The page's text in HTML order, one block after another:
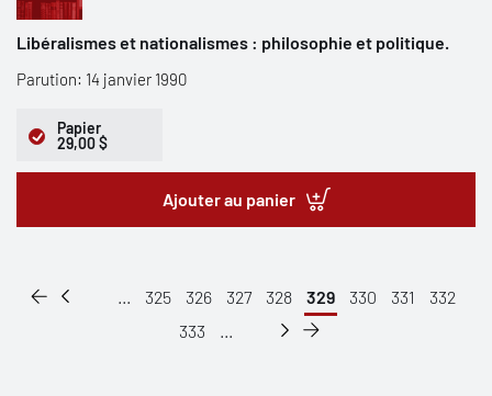
Libéralismes et nationalismes : philosophie et politique.
Parution: 14 janvier 1990
Papier
29,00 $
Ajouter au panier
... 325 326 327 328 329 330 331
332
333
...